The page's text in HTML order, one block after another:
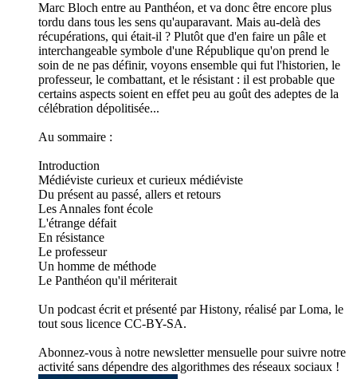
Marc Bloch entre au Panthéon, et va donc être encore plus
tordu dans tous les sens qu'auparavant. Mais au-delà des
récupérations, qui était-il ? Plutôt que d'en faire un pâle et
interchangeable symbole d'une République qu'on prend le
soin de ne pas définir, voyons ensemble qui fut l'historien, le
professeur, le combattant, et le résistant : il est probable que
certains aspects soient en effet peu au goût des adeptes de la
célébration dépolitisée...
Au sommaire :
Introduction
Médiéviste curieux et curieux médiéviste
Du présent au passé, allers et retours
Les Annales font école
L'étrange défait
En résistance
Le professeur
Un homme de méthode
Le Panthéon qu'il mériterait
Un podcast écrit et présenté par Histony, réalisé par Loma, le
tout sous licence CC-BY-SA.
Abonnez-vous à notre newsletter mensuelle pour suivre notre
activité sans dépendre des algorithmes des réseaux sociaux !